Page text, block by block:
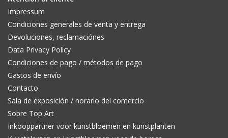
Impressum
Condiciones generales de venta y entrega
Devoluciones, reclamaciónes
Data Privacy Policy
Condiciones de pago / métodos de pago
Gastos de envío
Contacto
Sala de exposición / horario del comercio
Sobre Top Art
Inkooppartner voor kunstbloemen en kunstplanten